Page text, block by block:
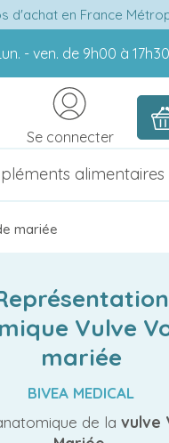
d'achat en France
- ven. de 9h00 à
Se connecter
alimentaires
mariée
Vulve
mariée
BIVEA MEDICAL
de la vulve